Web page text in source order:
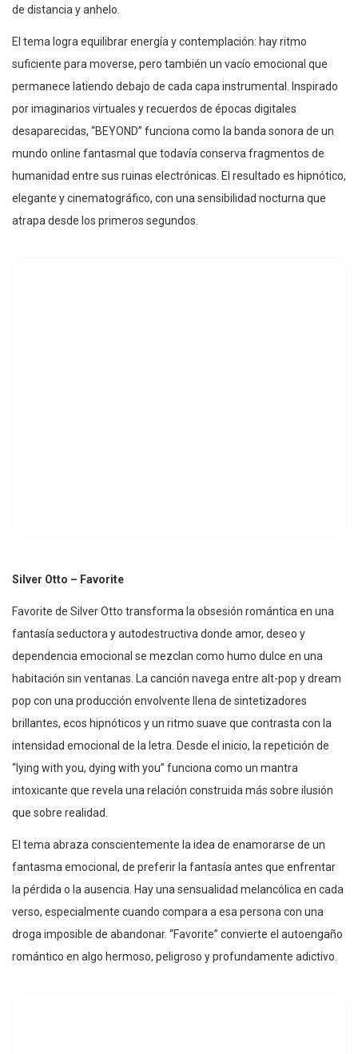
de distancia y anhelo.
El tema logra equilibrar energía y contemplación: hay ritmo
suficiente para moverse, pero también un vacío emocional que
permanece latiendo debajo de cada capa instrumental. Inspirado
por imaginarios virtuales y recuerdos de épocas digitales
desaparecidas, “BEYOND” funciona como la banda sonora de un
mundo online fantasmal que todavía conserva fragmentos de
humanidad entre sus ruinas electrónicas. El resultado es hipnótico,
elegante y cinematográfico, con una sensibilidad nocturna que
atrapa desde los primeros segundos.
Silver Otto – Favorite
Favorite de Silver Otto transforma la obsesión romántica en una
fantasía seductora y autodestructiva donde amor, deseo y
dependencia emocional se mezclan como humo dulce en una
habitación sin ventanas. La canción navega entre alt-pop y dream
pop con una producción envolvente llena de sintetizadores
brillantes, ecos hipnóticos y un ritmo suave que contrasta con la
intensidad emocional de la letra. Desde el inicio, la repetición de
“lying with you, dying with you” funciona como un mantra
intoxicante que revela una relación construida más sobre ilusión
que sobre realidad.
El tema abraza conscientemente la idea de enamorarse de un
fantasma emocional, de preferir la fantasía antes que enfrentar
la pérdida o la ausencia. Hay una sensualidad melancólica en cada
verso, especialmente cuando compara a esa persona con una
droga imposible de abandonar. “Favorite” convierte el autoengaño
romántico en algo hermoso, peligroso y profundamente adictivo.